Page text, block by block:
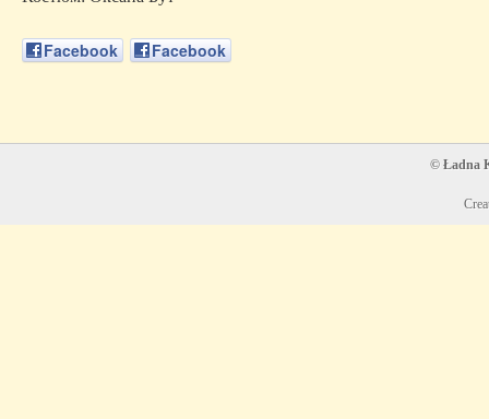
Facebook Facebook
© Ładna